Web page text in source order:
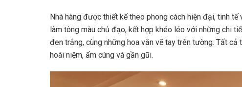
Nhà hàng được thiết kế theo phong cách hiện đại, tinh
làm tông màu chủ đạo, kết hợp khéo léo với những chi
đen trắng, cùng những hoa văn vẽ tay trên tường. Tất
hoài niệm, ấm cúng và gần gũi.